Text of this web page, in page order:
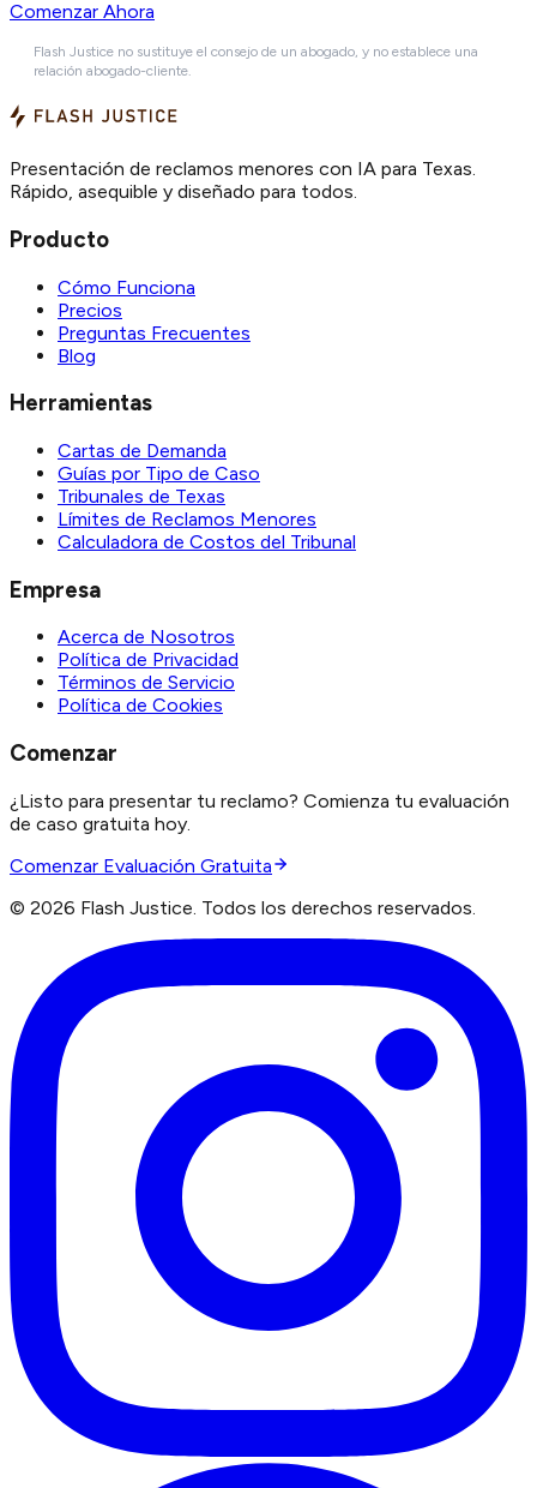
Comenzar Ahora
Flash Justice no sustituye el consejo de un abogado, y no establece una
relación abogado-cliente.
Presentación de reclamos menores con IA para Texas.
Rápido, asequible y diseñado para todos.
Producto
Cómo Funciona
Precios
Preguntas Frecuentes
Blog
Herramientas
Cartas de Demanda
Guías por Tipo de Caso
Tribunales de Texas
Límites de Reclamos Menores
Calculadora de Costos del Tribunal
Empresa
Acerca de Nosotros
Política de Privacidad
Términos de Servicio
Política de Cookies
Comenzar
¿Listo para presentar tu reclamo? Comienza tu evaluación
de caso gratuita hoy.
Comenzar Evaluación Gratuita
© 2026 Flash Justice. Todos los derechos reservados.